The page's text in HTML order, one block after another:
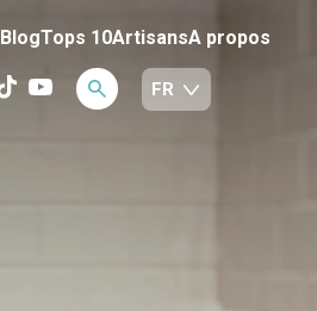
BlogTops 10ArtisansA propos